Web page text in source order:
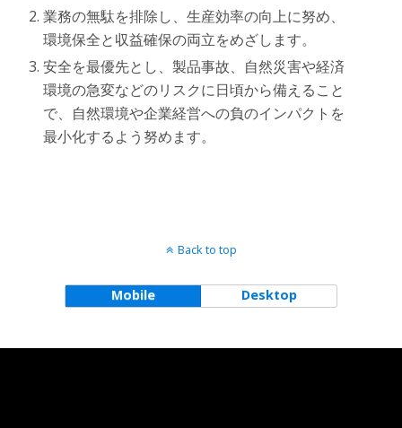
業務の無駄を排除し、生産効率の向上に努め、
環境保全と収益確保の両立をめざします。
安全を最優先とし、製品事故、自然災害や経済
環境の急変などのリスクに日頃から備えること
で、自然環境や企業経営への負のインパクトを
最小化するよう努めます。
Back to top
Mobile Desktop